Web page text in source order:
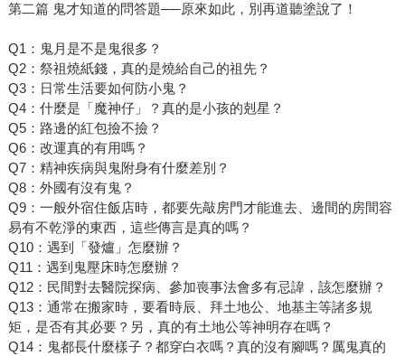
第二篇 鬼才知道的問答題──原來如此，別再道聽塗說了！
Q1：鬼月是不是鬼很多？
Q2：祭祖燒紙錢，真的是燒給自己的祖先？
Q3：日常生活要如何防小鬼？
Q4：什麼是「魔神仔」？真的是小孩的剋星？
Q5：路邊的紅包撿不撿？
Q6：改運真的有用嗎？
Q7：精神疾病與鬼附身有什麼差別？
Q8：外國有沒有鬼？
Q9：一般外宿住飯店時，都要先敲房門才能進去、邊間的房間容
易有不乾淨的東西，這些傳言是真的嗎？
Q10：遇到「發爐」怎麼辦？
Q11：遇到鬼壓床時怎麼辦？
Q12：民間對去醫院探病、參加喪事法會多有忌諱，該怎麼辦？
Q13：通常在搬家時，要看時辰、拜土地公、地基主等諸多規
矩，是否有其必要？另，真的有土地公等神明存在嗎？
Q14：鬼都長什麼樣子？都穿白衣嗎？真的沒有腳嗎？厲鬼真的